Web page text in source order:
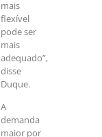
mais
flexível
pode ser
mais
adequado”,
disse
Duque.
A
demanda
maior por